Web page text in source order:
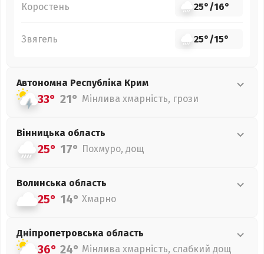
Коростень 25°/16°
Звягель 25°/15°
Автономна Республіка Крим
33° 21° Мінлива хмарність, грози
Вінницька область
25° 17° Похмуро, дощ
Волинська область
25° 14° Хмарно
Дніпропетровська область
36° 24° Мінлива хмарність, слабкий дощ